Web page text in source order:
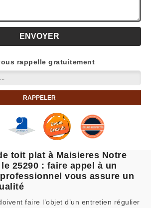
rappelle gratuitement
toit plat à Maisieres Notre
25290 : faire appel à un
vous assure un
faire l’objet d’un entretien régulier